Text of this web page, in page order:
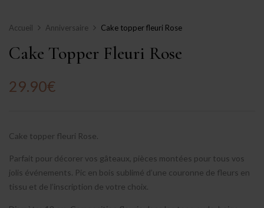
Accueil Anniversaire Cake topper fleuri Rose
Cake Topper Fleuri Rose
29.90€
Cake topper fleuri Rose.
Parfait pour décorer vos gâteaux, pièces montées pour tous vos
jolis événements. Pic en bois sublimé d’une couronne de fleurs en
tissu et de l’inscription de votre choix.